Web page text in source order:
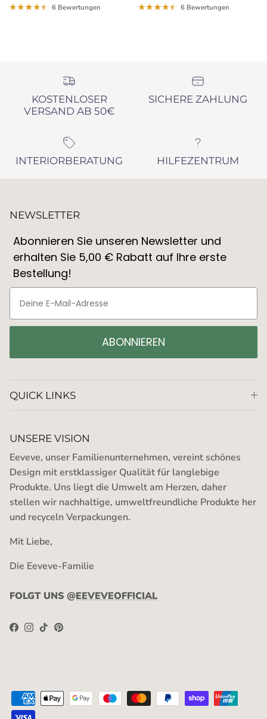
6 Bewertungen 6 Bewertungen
KOSTENLOSER
VERSAND AB 50€
SICHERE ZAHLUNG
INTERIORBERATUNG HILFEZENTRUM
NEWSLETTER
Abonnieren Sie unseren Newsletter und
erhalten Sie 5,00 € Rabatt auf Ihre erste
Bestellung!
ABONNIEREN
QUICK LINKS
UNSERE VISION
Eeveve, unser Familienunternehmen, vereint schönes
Design mit erstklassiger Qualität für langlebige
Produkte. Uns liegt die Umwelt am Herzen, daher
stellen wir nachhaltige, umweltfreundliche Produkte her
und recyceln Verpackungen.
Mit Liebe,
Die Eeveve-Familie
FOLGT UNS @EEVEVEOFFICIAL
Facebook
Instagram
TikTokPinterest